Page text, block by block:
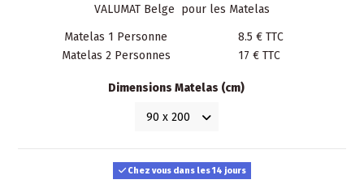
VALUMAT Belge pour les Matelas
Matelas 1 Personne
8.5 € TTC
Matelas 2 Personnes
17 € TTC
Dimensions Matelas (cm)
Chez vous dans les 14 jours